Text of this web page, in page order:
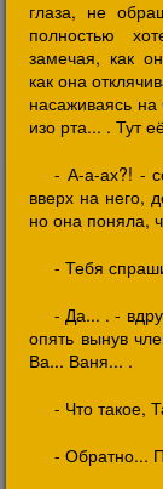
глаза, не
полностью
замечая, как
как она
насаживаясь
изо рта... . Тут
- А-а-ах?! -
вверх на него,
но она поняла,
- Тебя
- Да... . -
опять вынув
Ва... Ваня... .
- Что такое,
- Обратно...